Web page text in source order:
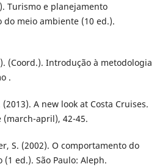
Turismo e planejamento
do meio ambiente (10 ed.).
(Coord.). Introdução à metodologia
.
A new look at Costa Cruises.
april), 42-45.
S. (2002). O comportamento do
ed.). São Paulo: Aleph.